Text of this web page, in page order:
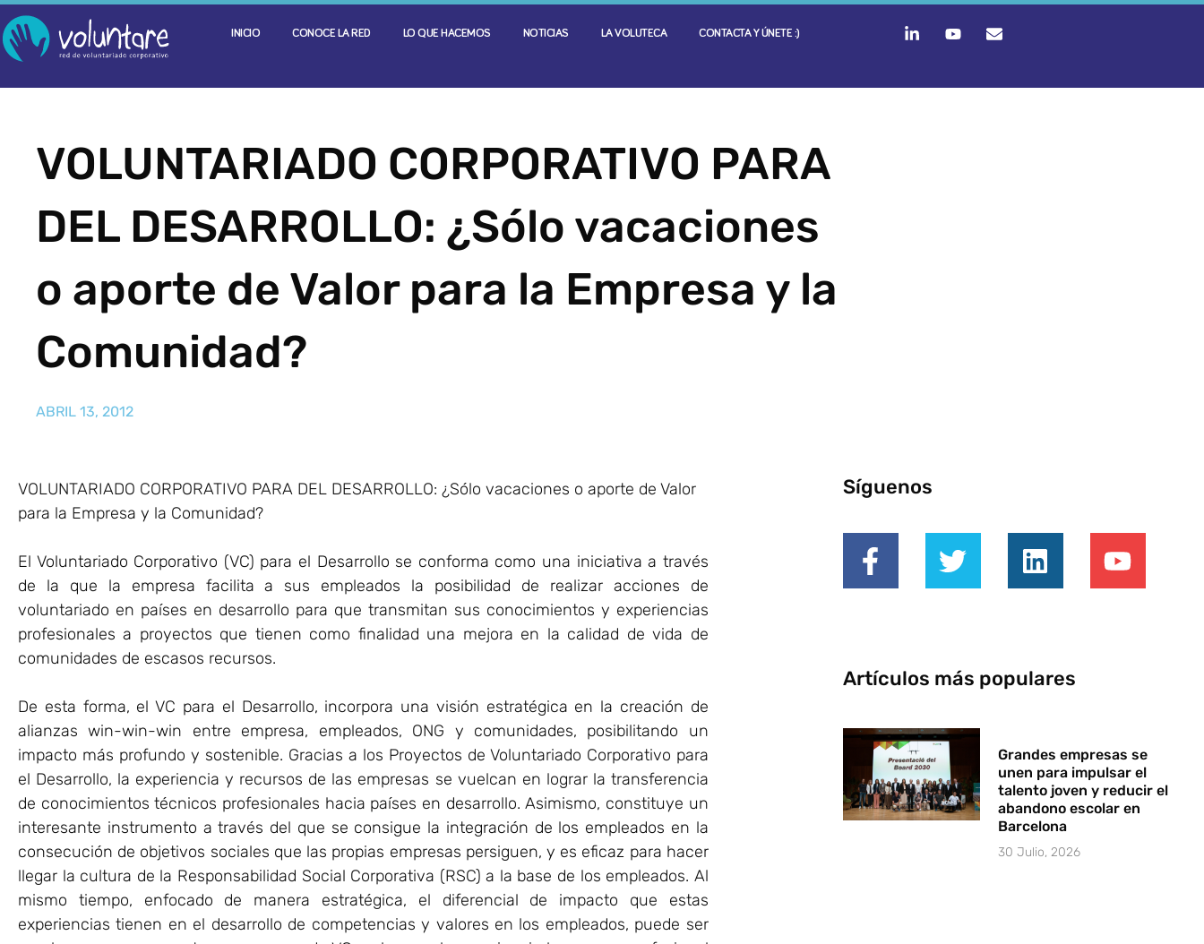
INICIO CONOCE LA RED LO QUE HACEMOS NOTICIAS LA VOLUTECA CONTACTA Y ÚNETE :)
VOLUNTARIADO CORPORATIVO PARA
DEL DESARROLLO: ¿Sólo vacaciones
o aporte de Valor para la Empresa y la
Comunidad?
ABRIL 13, 2012
VOLUNTARIADO CORPORATIVO PARA DEL DESARROLLO: ¿Sólo vacaciones o aporte de Valor
para la Empresa y la Comunidad?
El Voluntariado Corporativo (VC) para el Desarrollo se conforma como una iniciativa a través
de la que la empresa facilita a sus empleados la posibilidad de realizar acciones de
voluntariado en países en desarrollo para que transmitan sus conocimientos y experiencias
profesionales a proyectos que tienen como finalidad una mejora en la calidad de vida de
comunidades de escasos recursos.
De esta forma, el VC para el Desarrollo, incorpora una visión estratégica en la creación de
alianzas win-win-win entre empresa, empleados, ONG y comunidades, posibilitando un
impacto más profundo y sostenible. Gracias a los Proyectos de Voluntariado Corporativo para
el Desarrollo, la experiencia y recursos de las empresas se vuelcan en lograr la transferencia
de conocimientos técnicos profesionales hacia países en desarrollo. Asimismo, constituye un
interesante instrumento a través del que se consigue la integración de los empleados en la
consecución de objetivos sociales que las propias empresas persiguen, y es eficaz para hacer
llegar la cultura de la Responsabilidad Social Corporativa (RSC) a la base de los empleados. Al
mismo tiempo, enfocado de manera estratégica, el diferencial de impacto que estas
experiencias tienen en el desarrollo de competencias y valores en los empleados, puede ser
Síguenos
Artículos más populares
Grandes empresas se
unen para impulsar el
talento joven y reducir el
abandono escolar en
Barcelona
30 Julio, 2026